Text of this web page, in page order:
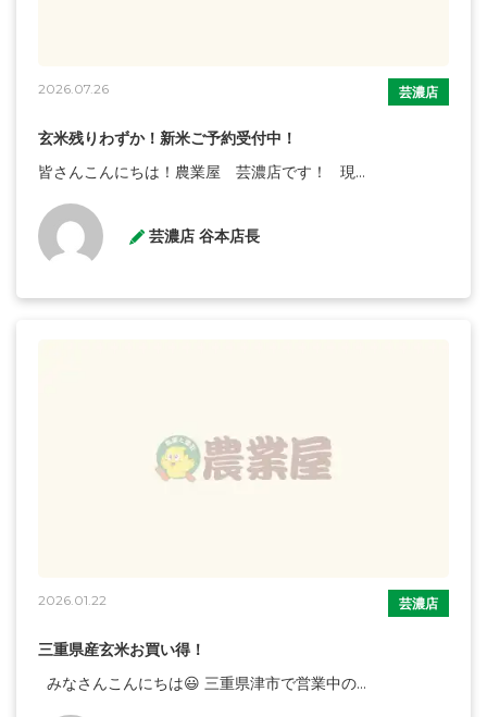
2026.07.26 芸濃店
玄米残りわずか！新米ご予約受付中！
皆さんこんにちは！農業屋 芸濃店です！ 現...
芸濃店 谷本店長
2026.01.22 芸濃店
三重県産玄米お買い得！
みなさんこんにちは😃 三重県津市で営業中の...